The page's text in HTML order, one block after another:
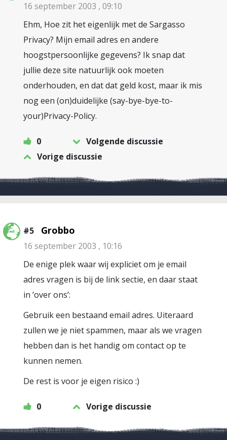
16 september 2003 , 09:10
Ehm, Hoe zit het eigenlijk met de Sargasso
Privacy? Mijn email adres en andere
hoogstpersoonlijke gegevens? Ik snap dat
jullie deze site natuurlijk ook moeten
onderhouden, en dat dat geld kost, maar ik mis
nog een (on)duidelijke (say-bye-bye-to-
your)Privacy-Policy.
0
Volgende discussie
Vorige discussie
#5 Grobbo
16 september 2003 , 10:16
De enige plek waar wij expliciet om je email
adres vragen is bij de link sectie, en daar staat
in ‘over ons’:
Gebruik een bestaand email adres. Uiteraard
zullen we je niet spammen, maar als we vragen
hebben dan is het handig om contact op te
kunnen nemen.
De rest is voor je eigen risico :)
0 Vorige discussie